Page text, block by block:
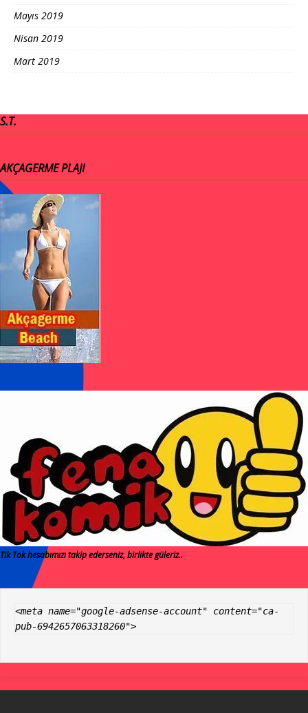
Mayıs 2019
Nisan 2019
Mart 2019
S.T.
AKÇAGERME PLAJI
Tik Tok hesabımızı takip ederseniz, birlikte güleriz..
<meta name="google-adsense-account" content="ca-
pub-6942657063318260">